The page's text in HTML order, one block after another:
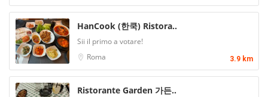
HanCook (한쿡) Ristora..
Sii il primo a votare!
Roma
3.9 km
Ristorante Garden 가든..